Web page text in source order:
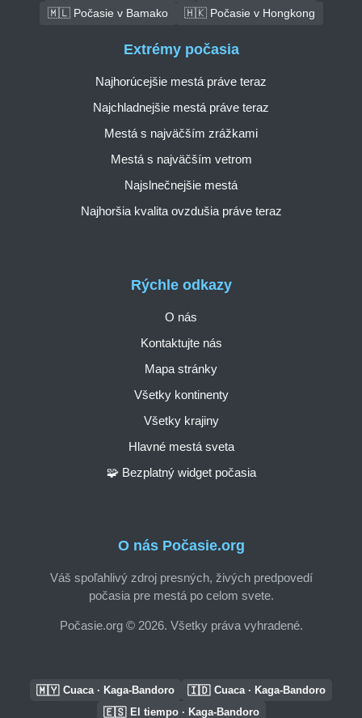
🇲🇱 Počasie v Bamako
🇭🇰 Počasie v Hongkong
O nás Počasie.org
Váš spoľahlivý zdroj presných, živých predpovedí
počasia pre mestá po celom svete.
Počasie.org © 2026. Všetky práva vyhradené.
Rýchle odkazy
O nás
Kontaktujte nás
Mapa stránky
Všetky kontinenty
Všetky krajiny
Hlavné mestá sveta
🧩 Bezplatný widget počasia
Extrémy počasia
Najhorúcejšie mestá práve teraz
Najchladnejšie mestá práve teraz
Mestá s najväčším zrážkami
Mestá s najväčším vetrom
Najslnečnejšie mestá
Najhoršia kvalita ovzdušia práve teraz
🇲🇾 Cuaca · Kaga-Bandoro 🇮🇩 Cuaca · Kaga-Bandoro
🇪🇸 El tiempo · Kaga-Bandoro